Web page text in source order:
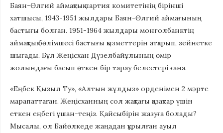
Баян-Өлгий аймақтық партия комитетінің бірінші
хатшысы, 1943-1951 жылдары Баян-Өлгий аймағының
бастығы болған. 1951-1964 жылдары монголбанктің
аймақтық бөлімшесі бастығы қызметтерін атқарып, зейнетке
шығады. Бұл Жеңісхан Дүзелбайұлының өмір
жолындағы басып өткен бір тарау белестері ғана.
«Еңбек Қызыл Ту», «Алтын жұлдыз» орденімен 2 мәрте
марапаттаған. Жеңісханның сол жақтағы қазақтар үшін
еткен еңбегі ұшан-теңіз. Қайсыбірін жазуға болады?
Мысалы, ол Байөлкеде жаңадан құрылған ауыл